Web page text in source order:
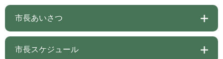
市長あいさつ
市長スケジュール